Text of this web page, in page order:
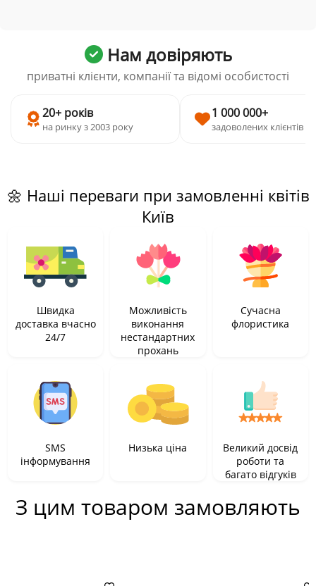
Нам довіряють
приватні клієнти, компанії та відомі особистості
20+ років
на ринку з 2003 року
1 000 000+
задоволених клієнтів
🌼 Наші переваги при замовленні квітів
Київ
Швидка
доставка вчасно
24/7
Можливість
виконання
нестандартних
прохань
Сучасна
флористика
SMS
інформування
Низька ціна
Великий досвід
роботи та
багато відгуків
З цим товаром замовляють